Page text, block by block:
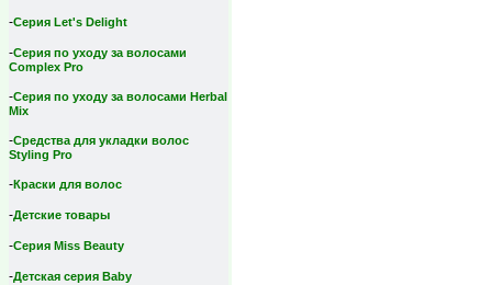
-Серия Let's Delight
-Серия по уходу за волосами
Complex Pro
-Серия по уходу за волосами Herbal
Mix
-Средства для укладки волос
Styling Pro
-Краски для волос
-Детские товары
-Серия Miss Beauty
-Детская серия Вaby